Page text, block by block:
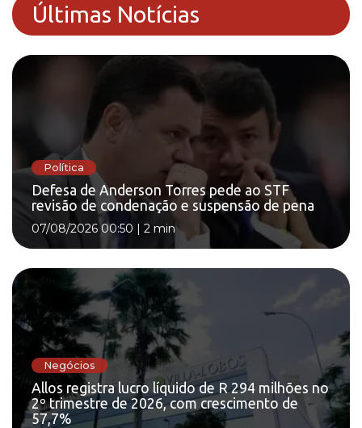
Últimas Notícias
Política
Defesa de Anderson Torres pede ao STF
revisão de condenação e suspensão de pena
07/08/2026 00:50 | 2 min
Negócios
Allos registra lucro líquido de R 294 milhões no
2º trimestre de 2026, com crescimento de
57,7%